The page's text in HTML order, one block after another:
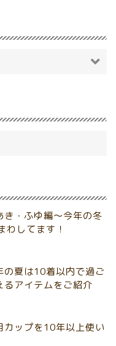
き・ふゆ編～今年の冬
わしてます！
の夏は10着以内で過ご
るアイテムをご紹介
カップを10年以上使い